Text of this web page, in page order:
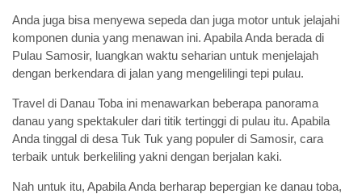
Anda juga bisa menyewa sepeda dan juga motor untuk jelajahi
komponen dunia yang menawan ini. Apabila Anda berada di
Pulau Samosir, luangkan waktu seharian untuk menjelajah
dengan berkendara di jalan yang mengelilingi tepi pulau.
Travel di Danau Toba ini menawarkan beberapa panorama
danau yang spektakuler dari titik tertinggi di pulau itu. Apabila
Anda tinggal di desa Tuk Tuk yang populer di Samosir, cara
terbaik untuk berkeliling yakni dengan berjalan kaki.
Nah untuk itu, Apabila Anda berharap bepergian ke danau toba,